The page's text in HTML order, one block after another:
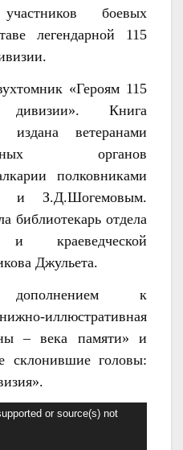
боевых
легендарной 115
«Героям 115
дивизии». Книга
издана ветеранами
органов
полковниками
и З.Д.Шогемовым.
библиотекарь отдела
и краеведческой
Джульета.
дополнением к
иллюстративная
– века памяти» и
склонившие головы:
or source(s) not